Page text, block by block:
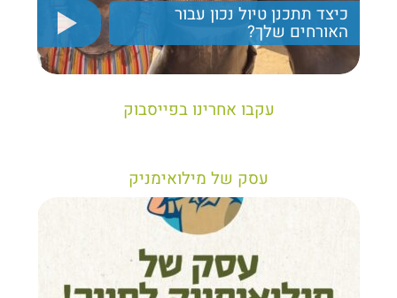
כיצד תתכנן טיול נכון עבור
האורחים שלך?
יריב חן, מציג את הקווים המנחים לבניית טיול נכון עבור
תיירים בישראל
עקבו אחרינו בפייסבוק
עסק של מילואימניק